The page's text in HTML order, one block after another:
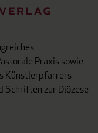
Praxis sowie
Künstlerpfarrers
Schriften zur Diözese